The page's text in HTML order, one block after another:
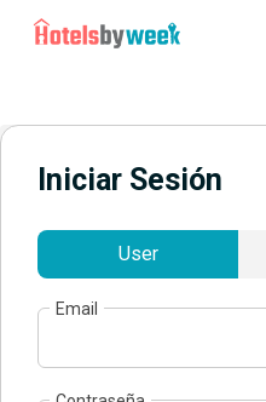
Iniciar Sesión
User
Email